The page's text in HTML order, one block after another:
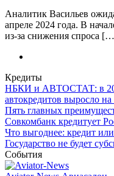
Аналитик Васильев
апреле 2024 года. В
из-за снижения спроса
Кредиты
НБКИ и АВТОСТАТ: в
автокредитов выросло
Пять главных
Совкомбанк кредитует
Что выгоднее: кредит
Государство не будет
События